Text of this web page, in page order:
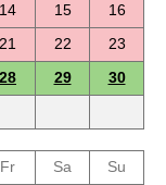
14 15
16
21 22
23
28 29
30
Fr Sa
Su